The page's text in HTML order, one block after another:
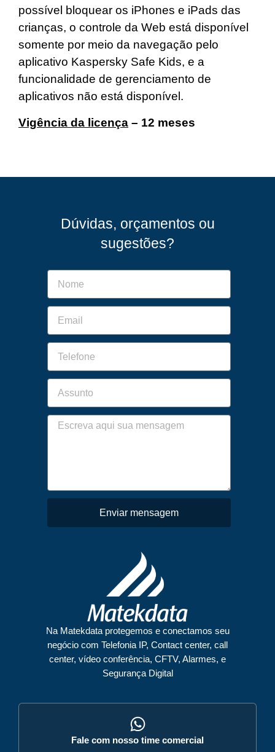
possível bloquear os iPhones e iPads das
crianças, o controle da Web está disponível
somente por meio da navegação pelo
aplicativo Kaspersky Safe Kids, e a
funcionalidade de gerenciamento de
aplicativos não está disponível.
Vigência da licença – 12 meses
Dúvidas, orçamentos ou
sugestões?
Enviar mensagem
Na Matekdata protegemos e conectamos seu
negócio com Telefonia IP, Contact center, call
center, vídeo conferência, CFTV, Alarmes, e
Segurança Digital
Fale com nosso time comercial